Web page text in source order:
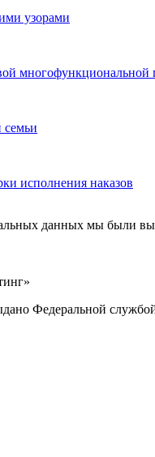
узорами
семьи
исполнения наказов
данных мы были
Федеральной